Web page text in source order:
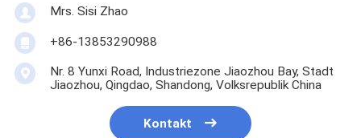
Mrs. Sisi Zhao
+86-13853290988
Nr. 8 Yunxi Road, Industriezone Jiaozhou Bay, Stadt
Jiaozhou, Qingdao, Shandong, Volksrepublik China
Kontakt